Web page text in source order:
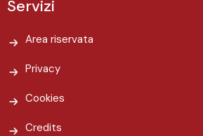
Servizi
Area riservata
Privacy
Cookies
Credits